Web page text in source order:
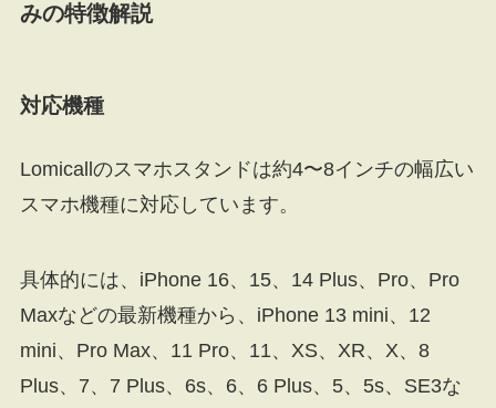
みの特徴解説
対応機種
Lomicallのスマホスタンドは約4〜8インチの幅広い
スマホ機種に対応しています。
具体的には、iPhone 16、15、14 Plus、Pro、Pro
Maxなどの最新機種から、iPhone 13 mini、12
mini、Pro Max、11 Pro、11、XS、XR、X、8
Plus、7、7 Plus、6s、6、6 Plus、5、5s、SE3な